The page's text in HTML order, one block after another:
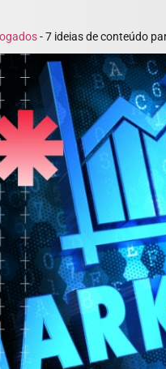
-7 ideias de conteúdo